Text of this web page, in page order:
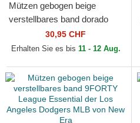
Mützen gebogen beige
verstellbares band dorado
9FORTY Metallic der New
York Yankees MLB von New
30,95 CHF
Erhalten Sie es bis 11 - 12 Aug.